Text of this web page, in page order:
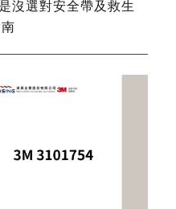
沒選對安全帶及救生